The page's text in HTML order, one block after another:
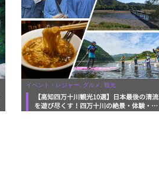
イベント・レジャー, グルメ, 観光
【高知四万十川観光10選】日本最後の清流
を遊び尽くす！四万十川の絶景・体験・グ